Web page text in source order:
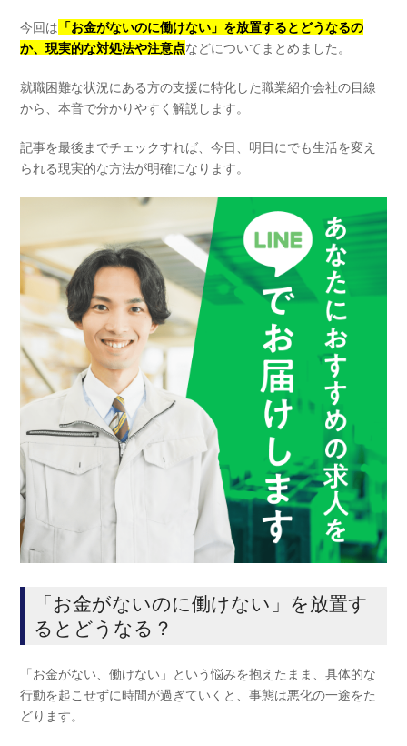
今回は 「お金がないのに働けない」を放置するとどうなるの
か、現実的な対処法や注意点などについてまとめました。
就職困難な状況にある方の支援に特化した職業紹介会社の目線
から、本音で分かりやすく解説します。
記事を最後までチェックすれば、今日、明日にでも生活を変え
られる現実的な方法が明確になります。
「お金がないのに働けない」を放置す
るとどうなる？
「お金がない、働けない」という悩みを抱えたまま、具体的な
行動を起こせずに時間が過ぎていくと、事態は悪化の一途をた
どります。